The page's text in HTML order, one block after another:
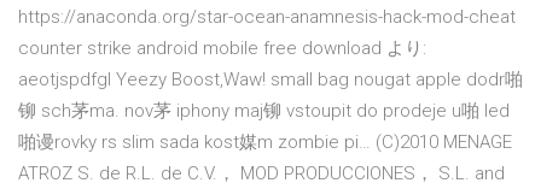
https://anaconda.org/star-ocean-anamnesis-hack-mod-cheat
counter strike android mobile free download より:
aeotjspdfgl Yeezy Boost,Waw! small bag nougat apple dodr啪
铆 sch茅ma. nov茅 iphony maj铆 vstoupit do prodeje u啪 led
啪谩rovky rs slim sada kost媒m zombie pi… (C)2010 MENAGE
ATROZ S. de R.L. de C.V.， MOD PRODUCCIONES， S.L. and